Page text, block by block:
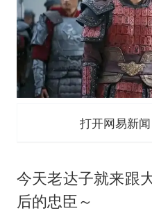
打开网易新
今天老达子就来跟
后的忠臣～